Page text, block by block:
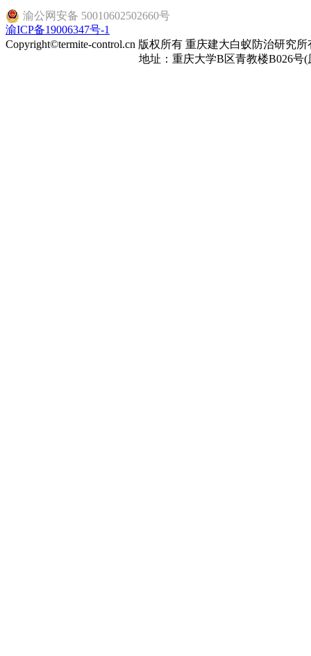
渝公网安备 50010602502660号
渝ICP备19006347号-1
Copyright©termite-control.cn 版权所有 重庆建大白蚁防治研究
地址：重庆大学B区青教楼B026号(